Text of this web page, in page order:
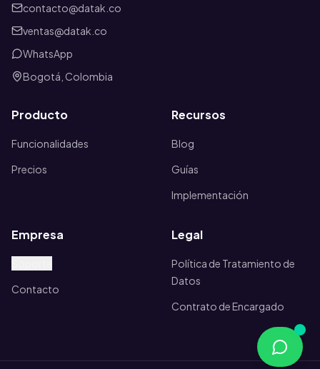
contacto@datak.co
ventas@datak.co
WhatsApp
Bogotá, Colombia
Producto
Funcionalidades
Precios
Recursos
Blog
Guías
Implementación
Empresa
Contacto
Legal
Política de Tratamiento de
Datos
Contrato de Encargado